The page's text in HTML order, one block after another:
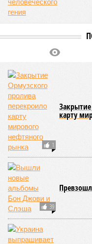
осталось. Вместе с
отожмёт актив
то о какой
можно будет говорить
Экс-президент
Финляндии
отказался признать
Россию угрозой для
Европы
Генерал
мая 2012 года.
Главного